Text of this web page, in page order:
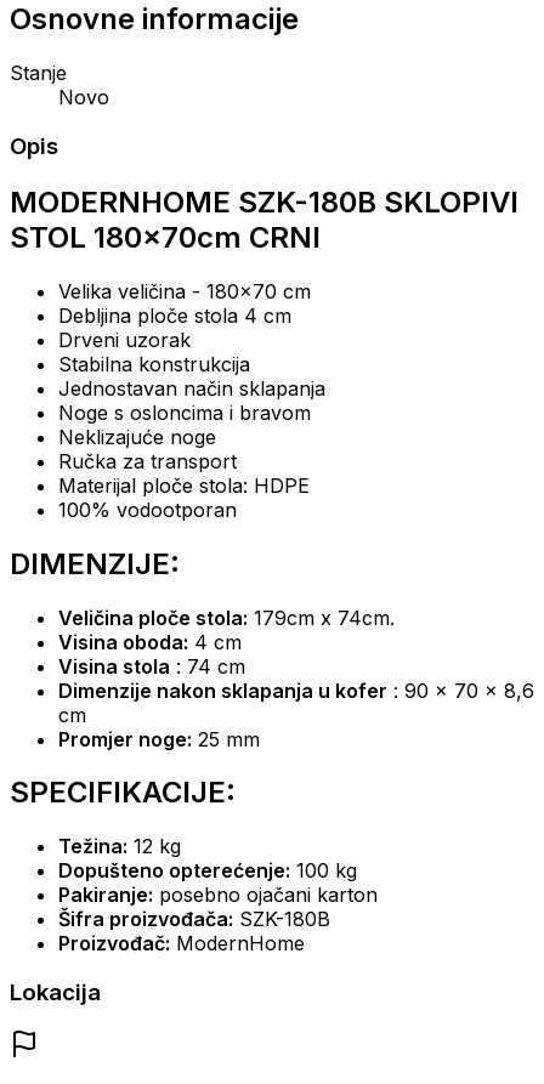
Osnovne informacije
Stanje
Novo
Opis
MODERNHOME SZK-180B SKLOPIVI
STOL 180x70cm CRNI
Velika veličina - 180x70 cm
Debljina ploče stola 4 cm
Drveni uzorak
Stabilna konstrukcija
Jednostavan način sklapanja
Noge s osloncima i bravom
Neklizajuće noge
Ručka za transport
Materijal ploče stola: HDPE
100% vodootporan
DIMENZIJE:
Veličina ploče stola: 179cm x 74cm.
Visina oboda: 4 cm
Visina stola : 74 cm
Dimenzije nakon sklapanja u kofer : 90 x 70 x 8,6
cm
Promjer noge: 25 mm
SPECIFIKACIJE:
Težina: 12 kg
Dopušteno opterećenje: 100 kg
Pakiranje: posebno ojačani karton
Šifra proizvođača: SZK-180B
Proizvođač: ModernHome
Lokacija